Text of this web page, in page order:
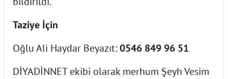
Taziye İçin
Oğlu Ali Haydar Beyazıt:0546 849 96 51
DİYADİNNET ekibi olarak merhum Şeyh Vesim